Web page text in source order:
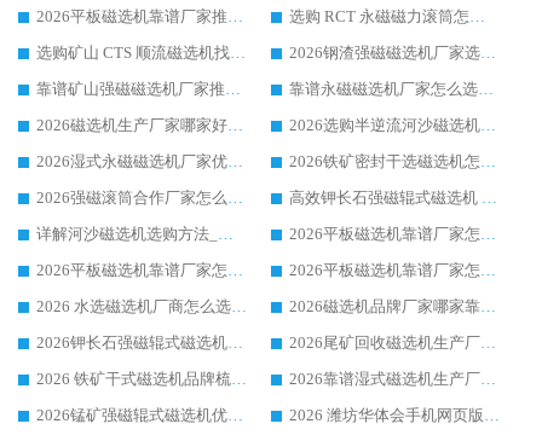
2026平板磁选机靠谱厂家推荐_ 华体会手机网页版-华体会(中国) 凭借良好口碑获得众多客户认可
选购 RCT 永磁磁力滚筒怎么选?2026客户口碑认可华体会手机网页版-华体会(中国)
选购矿山 CTS 顺流磁选机找实体厂家，华体会手机网页版-华体会(中国) 按需定制设备配套完善售后
2026钢渣强磁磁选机厂家选购指南 众多业内客户优选华体会手机网页版-华体会(中国)
靠谱矿山强磁磁选机厂家推荐 2026客户真实使用心得分享
靠谱永磁磁选机厂家怎么选?福建客户真实体验分享华体会手机网页版-华体会(中国) 品牌
2026磁选机生产厂家哪家好?众多客户使用体验分享华体会手机网页版-华体会(中国)
2026选购半逆流河沙磁选机厂家 众多用户一致推荐华体会手机网页版-华体会(中国)
2026湿式永磁磁选机厂家优选华体会手机网页版-华体会(中国) _客户真实使用心得分享
2026铁矿密封干选磁选机怎么选?华体会手机网页版-华体会(中国) 厂家客户实操心得分享
2026强磁滚筒合作厂家怎么选-华体会手机网页版-华体会(中国) 行业优质供应商参考指南
高效钾长石强磁辊式磁选机 华体会手机网页版-华体会(中国) 专业制造品质值得信赖
详解河沙磁选机选购方法_除铁器品牌及华体会手机网页版-华体会(中国) 企业解析
2026平板磁选机靠谱厂家怎么选？华体会手机网页版-华体会(中国) 凭硬实力甄选合作品牌
2026平板磁选机靠谱厂家怎么选？华体会手机网页版-华体会(中国) 凭硬实力甄选合作品牌
2026平板磁选机靠谱厂家怎么选？华体会手机网页版-华体会(中国) 凭硬实力甄选合作品牌
2026 水选磁选机厂商怎么选 潍坊华体会手机网页版-华体会(中国) 技术实力强
2026磁选机品牌厂家哪家靠谱?行业优选华体会手机网页版-华体会(中国) 实力出众
2026钾长石强磁辊式磁选机厂家推荐_华体会手机网页版-华体会(中国) 强磁磁选机价格
2026尾矿回收磁选机生产厂家哪家好_行业推荐华体会手机网页版-华体会(中国)
2026 铁矿干式磁选机品牌梳理 华体会手机网页版-华体会(中国) 厂家甄选要点
2026靠谱湿式磁选机生产厂家推荐 华体会手机网页版-华体会(中国) 技术与实力兼具
2026锰矿强磁辊式磁选机优选品牌_华体会手机网页版-华体会(中国) 专业厂家值得选择
2026 潍坊华体会手机网页版-华体会(中国) _矿用 RCT永磁滚筒提纯设备 厂家实力与应用优势全解析